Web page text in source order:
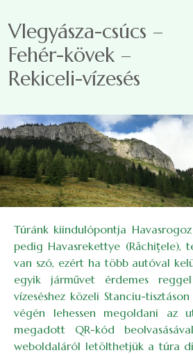
Vlegyásza-csúcs –
Fehér-kövek –
Rekiceli-vízesés
Túránk kiindulópontja
pedig Havasrekettye (Răchițele),
van szó, ezért ha több autóval
egyik járművet érdemes
vízeséshez közeli Stanciu-
végén lehessen megoldani az
megadott QR-kód
weboldaláról letölthetjük a túra